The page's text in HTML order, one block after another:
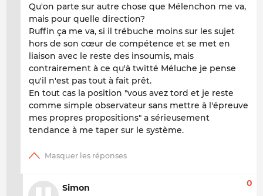
Qu'on parte sur autre chose que Mélenchon me va,
mais pour quelle direction?
Ruffin ça me va, si il trébuche moins sur les sujet
hors de son cœur de compétence et se met en
liaison avec le reste des insoumis, mais
contrairement à ce qu'à twitté Méluche je pense
qu'il n'est pas tout à fait prêt.
En tout cas la position "vous avez tord et je reste
comme simple observateur sans mettre à l'épreuve
mes propres propositions" a sérieusement
tendance à me taper sur le système.
Simon 0